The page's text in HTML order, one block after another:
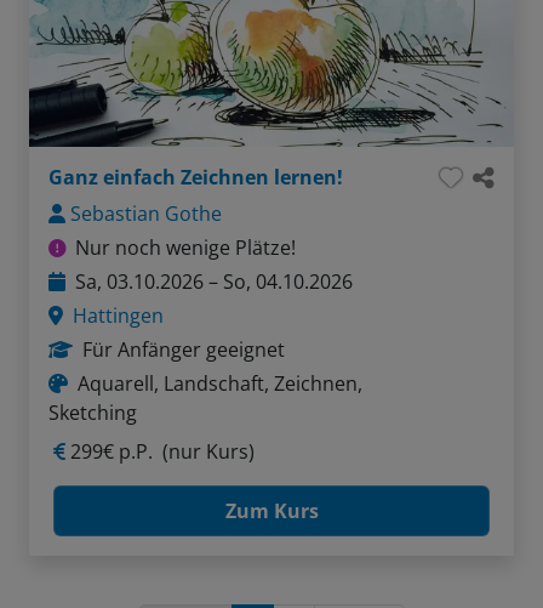
Ganz einfach Zeichnen lernen!
Sebastian Gothe
Nur noch wenige Plätze!
Sa, 03.10.2026 – So, 04.10.2026
Hattingen
Für Anfänger geeignet
Aquarell, Landschaft, Zeichnen,
Sketching
299€ p.P. (nur Kurs)
Zum Kurs